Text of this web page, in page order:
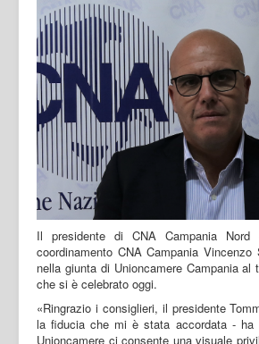
Il presidente di CNA Campania Nord
coordinamento CNA Campania
nella giunta di Unioncamere Campania al
che si è celebrato oggi.
«Ringrazio i consiglieri, il presidente
la fiducia che mi è stata accordata - ha
Unioncamere ci consente una visuale